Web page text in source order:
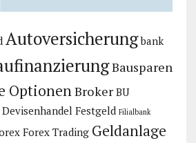
Autoversicherung bank
Bausparen
OptionenBroker BU
Devisenhandel Festgeld Filialbank
Forex Trading Geldanlage